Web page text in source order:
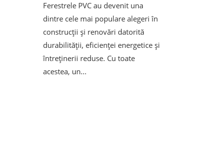
Ferestrele PVC au devenit una
dintre cele mai populare alegeri în
construcții și renovări datorită
durabilității, eficienței energetice și
întreținerii reduse. Cu toate
acestea, un...